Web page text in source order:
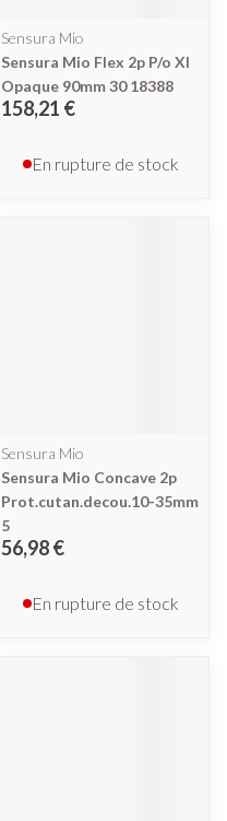
Sensura Mio
Sensura Mio Flex 2p P/o Xl
Opaque 90mm 30 18388
158,21 €
En rupture de stock
Sensura Mio
Sensura Mio Concave 2p
Prot.cutan.decou.10-35mm
5
56,98 €
En rupture de stock